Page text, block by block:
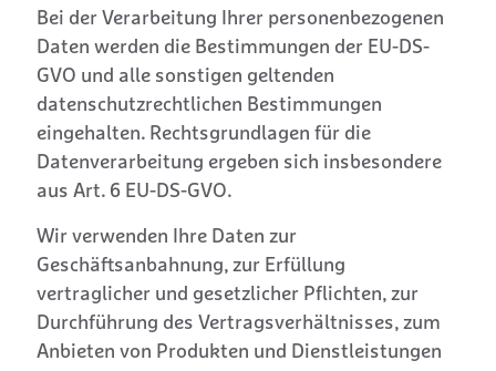
Bei der Verarbeitung Ihrer personenbezogenen
Daten werden die Bestimmungen der EU-DS-
GVO und alle sonstigen geltenden
datenschutzrechtlichen Bestimmungen
eingehalten. Rechtsgrundlagen für die
Datenverarbeitung ergeben sich insbesondere
aus Art. 6 EU-DS-GVO.
Wir verwenden Ihre Daten zur
Geschäftsanbahnung, zur Erfüllung
vertraglicher und gesetzlicher Pflichten, zur
Durchführung des Vertragsverhältnisses, zum
Anbieten von Produkten und Dienstleistungen